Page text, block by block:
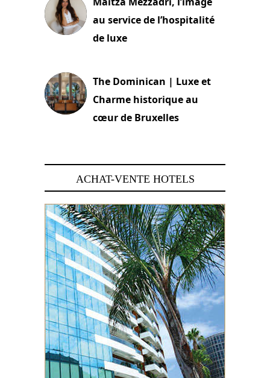
au service de l’hospitalité
de luxe
The Dominican | Luxe et
Charme historique au
cœur de Bruxelles
ACHAT-VENTE HOTELS